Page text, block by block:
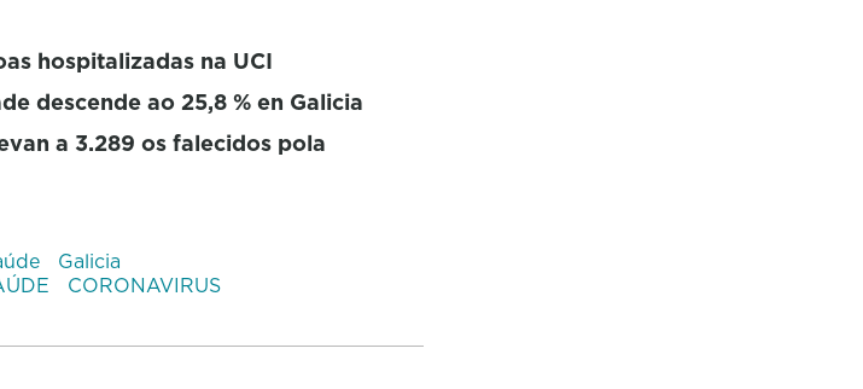
hospitalizadas na UCI
descende ao 25,8 % en Galicia
a 3.289 os falecidos pola
Galicia
CORONAVIRUS